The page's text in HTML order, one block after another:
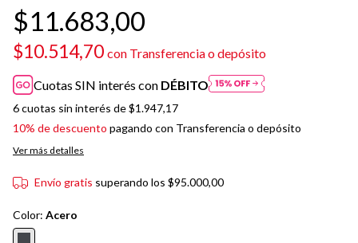
$11.683,00
$10.514,70 con Transferencia o depósito
Cuotas SIN interés con DÉBITO
6cuotas sin interés de$1.947,17
10% de descuento pagando con Transferencia o depósito
Ver más detalles
Envío gratis superando los $95.000,00
Color: Acero